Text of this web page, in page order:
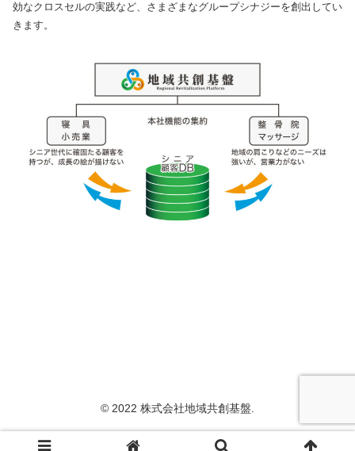
効なクロスセルの実践など、さまざまなグループシナジーを創出してい
きます。
© 2022 株式会社地域共創基盤.